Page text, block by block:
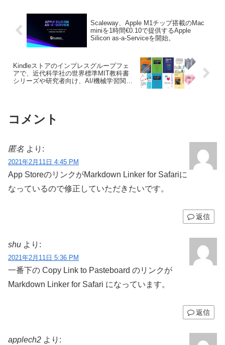
Scaleway、Apple M1チップ搭載のMac
miniを1時間€0.10で提供するApple
Silicon as-a-Serviceを開始。
Kindleストアのインプレスグループフェ
アで、近代科学社の世界標準MIT教科書
シリーズや研究者向け、AI/機械学習関連
コメント
匿名 より:
2021年2月11日 4:45 PM
App StoreのリンクがMarkdown Linker for Safar‪i‬に
なっているので修正していただきたいです。
返信
shu より:
2021年2月11日 5:36 PM
一番下の Copy Link to Pasteboar‪d‬ のリンクが
Markdown Linker for Safar‪i‬ になっています。
返信
applech2 より: